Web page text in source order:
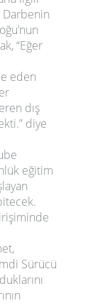
“Eğer
eden
dış
diye
eğitim
Sürücü